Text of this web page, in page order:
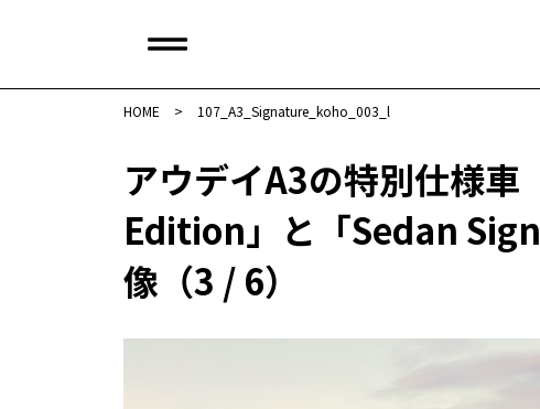
HOME > 107_A3_Signature_koho_003_l
アウデイA3の特別仕様
Edition」と「Sedan
像（3 / 6）